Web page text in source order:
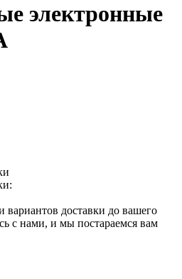
электронные
доставки до вашего
с нами, и мы постараемся вам